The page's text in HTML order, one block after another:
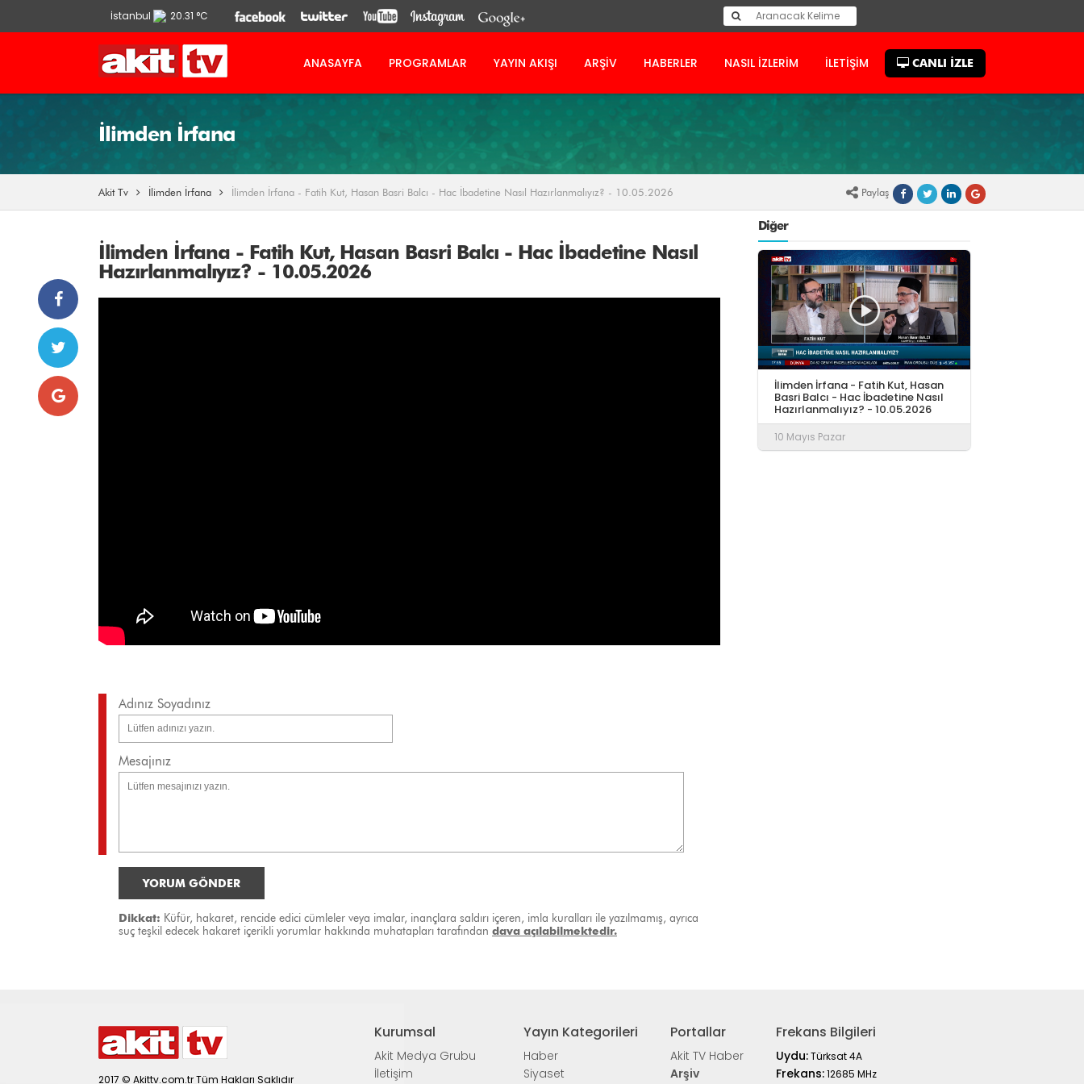
İstanbul 20.31 °C
Ankara 13.9 °C
İzmir 21.86 °C
ANASAYFA PROGRAMLAR YAYIN AKIŞI ARŞİV HABERLER NASIL İZLERİM İLETİŞİM CANLI İZLE
İlimden İrfana
Akit Tv İlimden İrfana İlimden İrfana - Fatih Kut, Hasan Basri Balcı - Hac İbadetine Nasıl Hazırlanmalıyız? - 10.05.2026 Paylaş
İlimden İrfana - Fatih Kut, Hasan Basri Balcı - Hac İbadetine Nasıl
Hazırlanmalıyız? - 10.05.2026
Adınız Soyadınız
Mesajınız
YORUM GÖNDER
Dikkat: Küfür, hakaret, rencide edici cümleler veya imalar, inançlara saldırı içeren, imla kuralları ile yazılmamış, ayrıca
suç teşkil edecek hakaret içerikli yorumlar hakkında muhatapları tarafından dava açılabilmektedir.
Diğer
İlimden İrfana - Fatih Kut, Hasan
Basri Balcı - Hac İbadetine Nasıl
Hazırlanmalıyız? - 10.05.2026
10 Mayıs Pazar
2017 © Akittv.com.tr Tüm Hakları Saklıdır
Kurumsal
Akit Medya Grubu
İletişim
Yayın Kategorileri
Haber
Siyaset
Portallar
Akit TV Haber
Arşiv
Frekans Bilgileri
Uydu:Türksat 4A
Frekans:12685 MHz